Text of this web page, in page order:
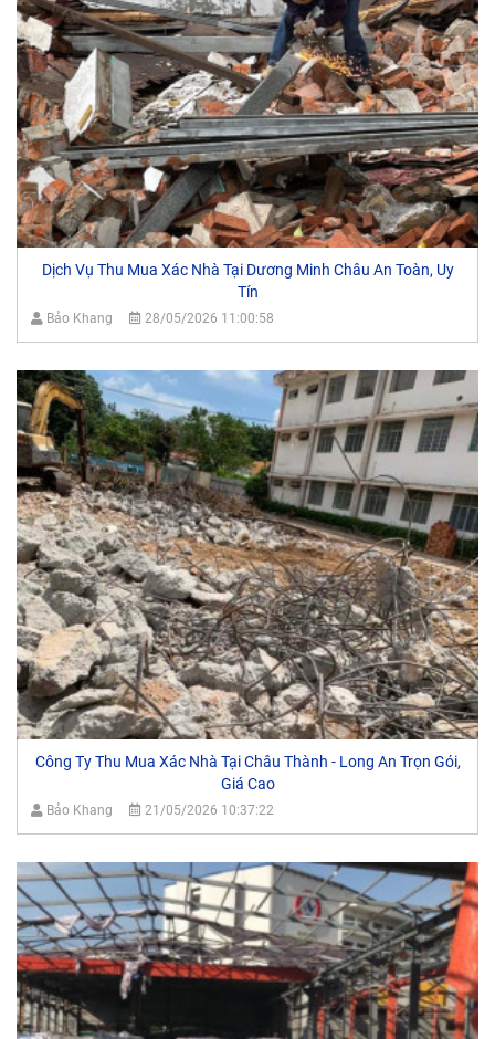
Dịch Vụ Thu Mua Xác Nhà Tại Dương Minh Châu An Toàn, Uy
Tín
Bảo Khang 28/05/2026 11:00:58
Công Ty Thu Mua Xác Nhà Tại Châu Thành - Long An Trọn Gói,
Giá Cao
Bảo Khang 21/05/2026 10:37:22